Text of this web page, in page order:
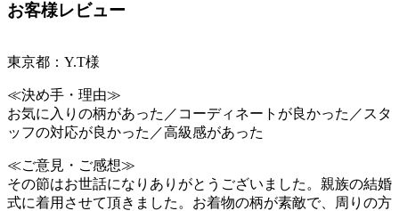
お客様レビュー
東京都：Y.T様
≪決め手・理由≫
お気に入りの柄があった／コーディネートが良かった／スタ
ッフの対応が良かった／高級感があった
≪ご意見・ご感想≫
その節はお世話になりありがとうございました。親族の結婚
式に着用させて頂きました。お着物の柄が素敵で、周りの方